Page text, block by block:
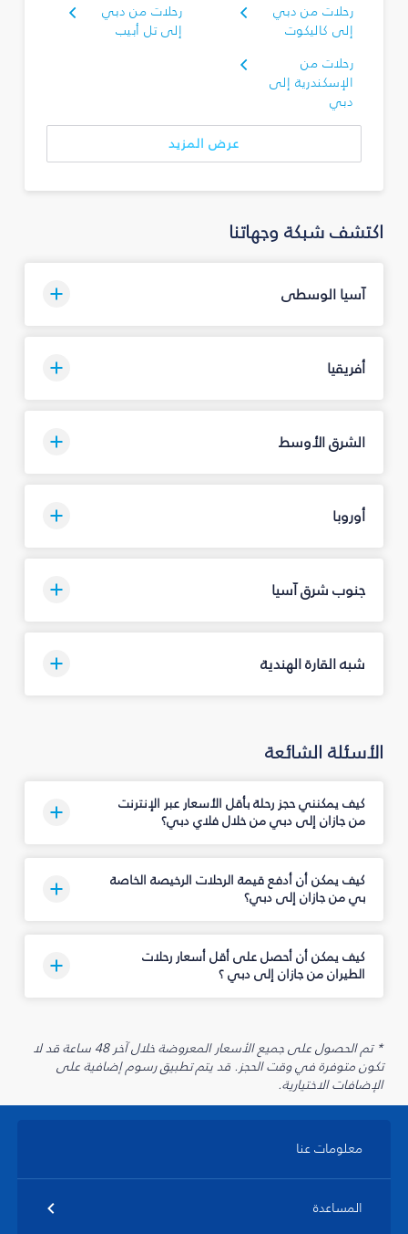
رحلات من دبي
إلى كاليكوت
رحلات من دبي
إلى تل أبيب
رحلات من
الإسكندرية إلى
دبي
عرض المزيد
اكتشف شبكة وجهاتنا
آسيا الوسطى
أفريقيا
الشرق الأوسط
أوروبا
جنوب شرق آسيا
شبه القارة الهندية
الأسئلة الشائعة
كيف يمكنني حجز رحلة بأقل الأسعار عبر الإنترنت
من جازان إلى دبي من خلال فلاي دبي؟
كيف يمكن أن أدفع قيمة الرحلات الرخيصة الخاصة
بي من جازان إلى دبي؟
كيف يمكن أن أحصل على أقل أسعار رحلات
الطيران من جازان إلى دبي ؟
* تم الحصول على جميع الأسعار المعروضة خلال آخر 48 ساعة قد لا
تكون متوفرة في وقت الحجز. قد يتم تطبيق رسوم إضافية على
الإضافات الاختيارية.
معلومات عنا
المساعدة